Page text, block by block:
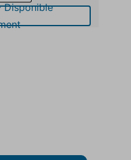
Disponible